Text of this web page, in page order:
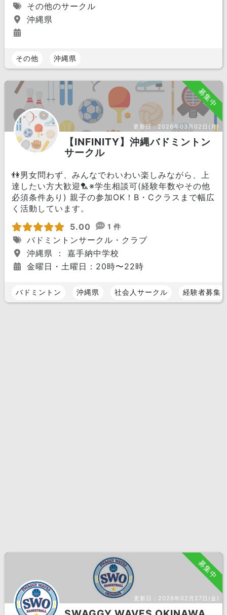
その他のサークル
沖縄県
その他 沖縄県
募集中
更新日：2026年03月02日(月)
【INFINITY】沖縄バドミントン
サークル
👫男女問わず、みんなでわいわい楽しみながら、上
達したい方大歓迎🏸※学生相談可(経験年数やその他
必須条件あり) 親子の参加OK！B・Cクラスまで幅広
く活動しています。
5.00
1 件
バドミントンサークル・クラブ
沖縄県 ： 嘉手納中学校
金曜日・土曜日：20時〜22時
バドミントン 沖縄県 社会人サークル 経験者募集
募集中
更新日： 2026年02月27日(金)